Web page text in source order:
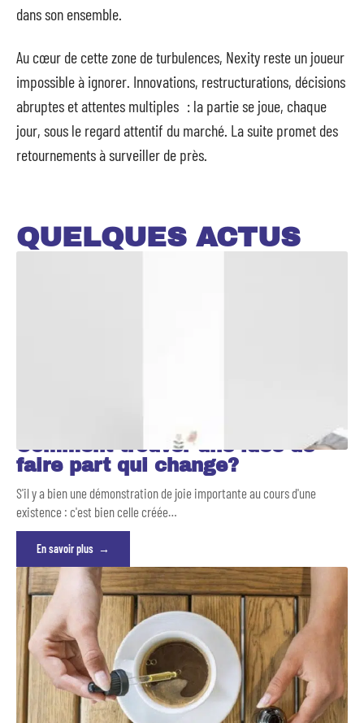
dans son ensemble.
Au cœur de cette zone de turbulences, Nexity reste un joueur
impossible à ignorer. Innovations, restructurations, décisions
abruptes et attentes multiples : la partie se joue, chaque
jour, sous le regard attentif du marché. La suite promet des
retournements à surveiller de près.
QUELQUES ACTUS
Comment trouver une idée de
faire part qui change?
S'il y a bien une démonstration de joie importante au cours d'une
existence : c'est bien celle créée…
En savoir plus